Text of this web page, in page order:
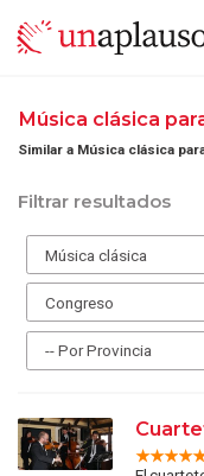
Música clásica
Similar a Música clásica
Filtrar resultados